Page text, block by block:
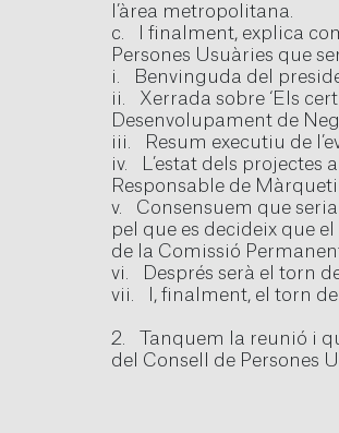
l’àrea metropolitana.
c. I finalment, explica
Persones Usuàries que
i. Benvinguda del
ii. Xerrada sobre ‘Els
Desenvolupament de
iii. Resum executiu de
iv. L’estat dels projectes
Responsable de
v. Consensuem que
pel que es decideix que
de la Comissió
vi. Després serà el torn
vii. I, finalment, el torn
2. Tanquem la reunió i
del Consell de Persones